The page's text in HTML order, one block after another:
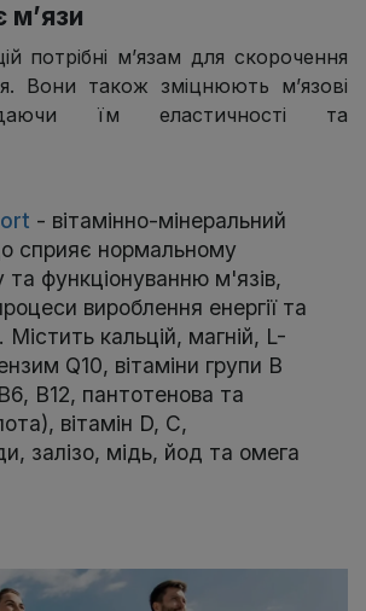
м’язи
потрібні м’язам для скорочення
Вони також зміцнюють м’язові
їм еластичності та
- вітамінно-мінеральний
сприяє нормальному
та функціонуванню м'язів,
вироблення енергії та
Містить кальцій, магній, L-
Q10, вітаміни групи В
В12, пантотенова та
вітамін D, С,
залізо, мідь, йод та омега